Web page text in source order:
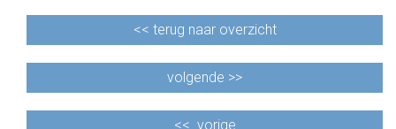
<< terug naar overzicht
volgende >>
<< vorige